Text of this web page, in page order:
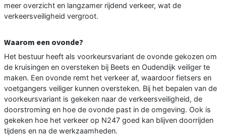
meer overzicht en langzamer rijdend verkeer, wat de
verkeersveiligheid vergroot.
Waarom een ovonde?
Het bestuur heeft als voorkeursvariant de ovonde gekozen om
de kruisingen en oversteken bij Beets en Oudendijk veiliger te
maken. Een ovonde remt het verkeer af, waardoor fietsers en
voetgangers veiliger kunnen oversteken. Bij het bepalen van de
voorkeursvariant is gekeken naar de verkeersveiligheid, de
doorstroming en hoe de ovonde past in de omgeving. Ook is
gekeken hoe het verkeer op N247 goed kan blijven doorrijden
tijdens en na de werkzaamheden.